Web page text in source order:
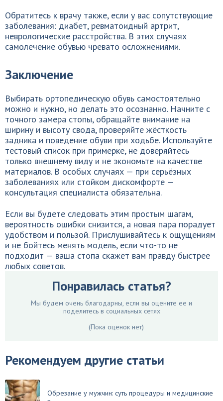
Обратитесь к врачу также, если у вас сопутствующие
заболевания: диабет, ревматоидный артрит,
неврологические расстройства. В этих случаях
самолечение обувью чревато осложнениями.
Заключение
Выбирать ортопедическую обувь самостоятельно
можно и нужно, но делать это осознанно. Начните с
точного замера стопы, обращайте внимание на
ширину и высоту свода, проверяйте жёсткость
задника и поведение обуви при ходьбе. Используйте
тестовый список при примерке, не доверяйтесь
только внешнему виду и не экономьте на качестве
материалов. В особых случаях — при серьёзных
заболеваниях или стойком дискомфорте —
консультация специалиста обязательна.
Если вы будете следовать этим простым шагам,
вероятность ошибки снизится, а новая пара порадует
удобством и пользой. Прислушивайтесь к ощущениям
и не бойтесь менять модель, если что-то не
подходит — ваша стопа скажет вам правду быстрее
любых советов.
Понравилась статья?
Мы будем очень благодарны, если вы оцените ее и
поделитесь в социальных сетях
(Пока оценок нет)
Рекомендуем другие статьи
Обрезание у мужчин: суть процедуры и медицинские